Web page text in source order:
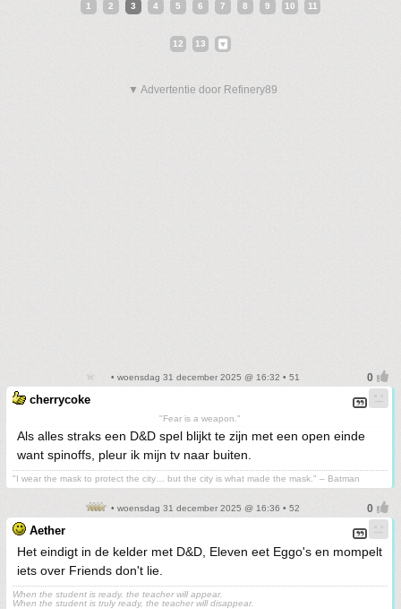
1 2 3 4 5 6 7 8 9 10 11
12 13
▼ Advertentie door Refinery89
• woensdag 31 december 2025 @ 16:32 • 51
cherrycoke
"Fear is a weapon."
Als alles straks een D&D spel blijkt te zijn met een open einde
want spinoffs, pleur ik mijn tv naar buiten.
"I wear the mask to protect the city… but the city is what made the mask." – Batman
• woensdag 31 december 2025 @ 16:36 • 52
Aether
Het eindigt in de kelder met D&D, Eleven eet Eggo's en mompelt
iets over Friends don't lie.
When the student is ready, the teacher will appear.
When the student is truly ready, the teacher will disappear.